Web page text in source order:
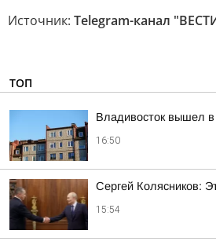
Источник: Telegram-канал
ТОП
Владивосток вышел
16:50
Сергей Колясников:
15:54